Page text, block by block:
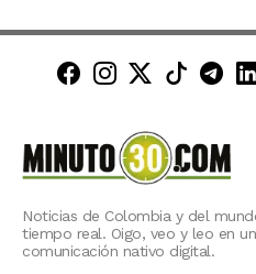
Minuto30 en
Minuto30 en
Minuto30
Noticias de Colombia y del
tiempo real. Oigo, veo y leo en
comunicación nativo digital.